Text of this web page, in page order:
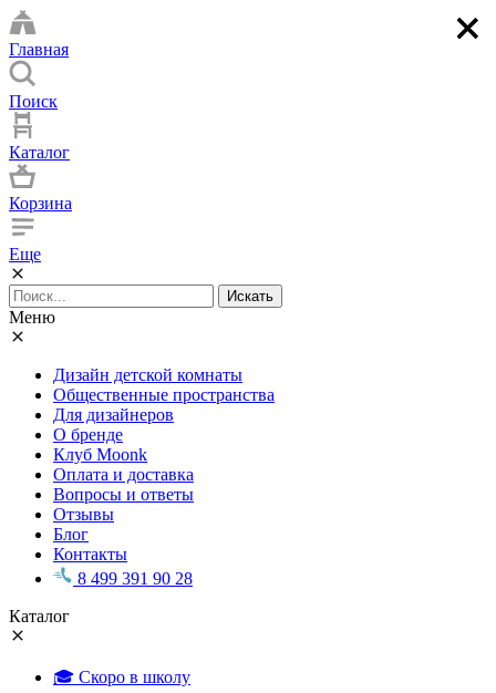
Главная
Поиск
Каталог
Корзина
Еще
Искать
Меню
Дизайн детской комнаты
Общественные пространства
Для дизайнеров
О бренде
Клуб Moonk
Оплата и доставка
Вопросы и ответы
Отзывы
Блог
Контакты
8 499 391 90 28
Каталог
🎓 Скоро в школу
×
×
×
×